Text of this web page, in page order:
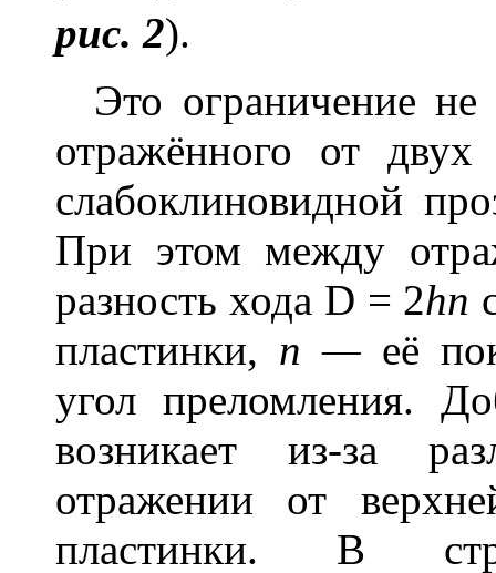
рис. 2).
Это ограничение
отражённого от
слабоклиновидной
При этом между
разность хода D = 2hn
пластинки, n — её
угол преломления.
возникает из-за
отражении от
пластинки. В